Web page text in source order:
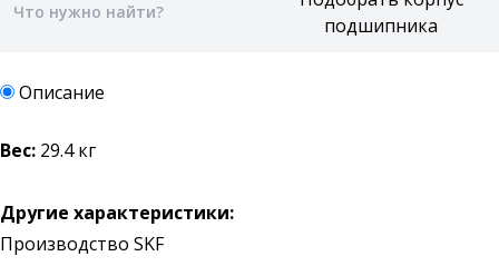
Описание
Вес: 29.4 кг
Другие характеристики:
Производство SKF